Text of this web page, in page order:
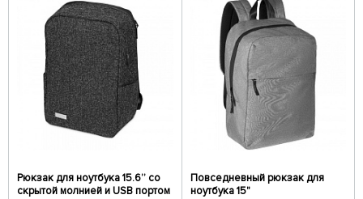
Рюкзак для ноутбука 15.6’’ со
скрытой молнией и USB портом
Повседневный рюкзак для
ноутбука 15"